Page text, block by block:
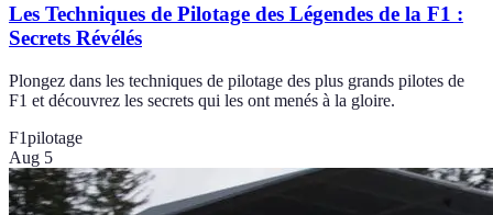
Les Techniques de Pilotage des Légendes de la F1 :
Secrets Révélés
Plongez dans les techniques de pilotage des plus grands pilotes de
F1 et découvrez les secrets qui les ont menés à la gloire.
F1pilotage
Aug 5